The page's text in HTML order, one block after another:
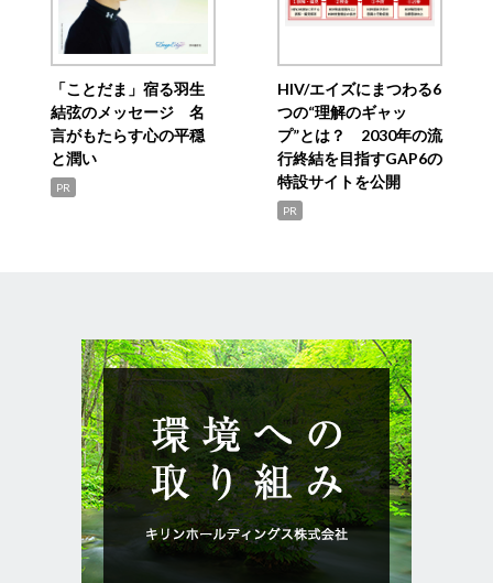
「ことだま」宿る羽生
結弦のメッセージ 名
言がもたらす心の平穏
と潤い
PR
HIV/エイズにまつわる6
つの“理解のギャッ
プ”とは？ 2030年の流
行終結を目指すGAP6の
特設サイトを公開
PR